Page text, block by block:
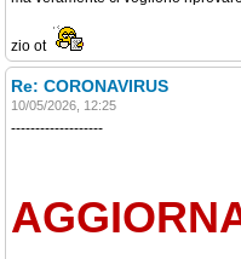
zio ot
Re: CORONAVIRUS
10/05/2026, 12:25
-------------------